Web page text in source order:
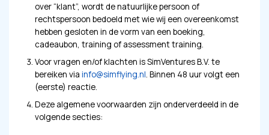
over “klant”, wordt de natuurlijke persoon of
rechtspersoon bedoeld met wie wij een overeenkomst
hebben gesloten in de vorm van een boeking,
cadeaubon, training of assessment training.
Voor vragen en/of klachten is SimVentures B.V. te
bereiken via info@simflying.nl. Binnen 48 uur volgt een
(eerste) reactie.
Deze algemene voorwaarden zijn onderverdeeld in de
volgende secties: